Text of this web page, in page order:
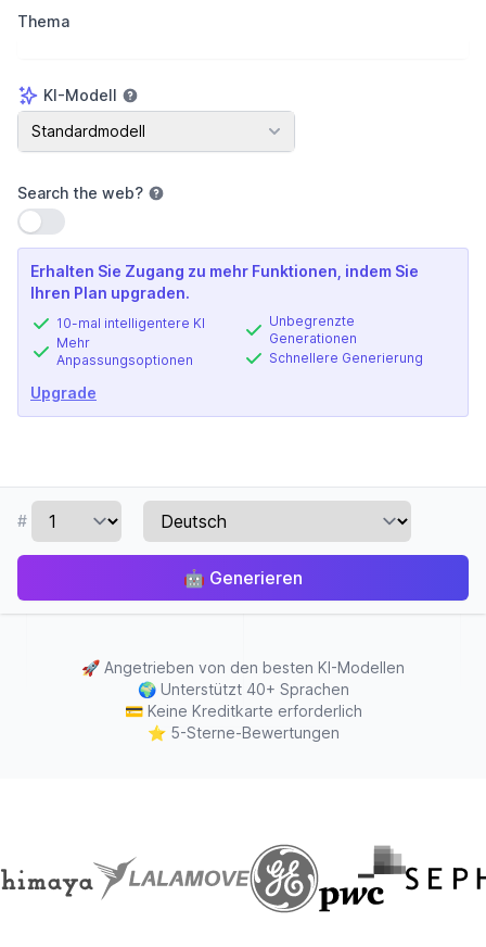
Thema
KI-Modell
KI-Modell
Standardmodell
Search the web?
Einstellung verwenden
Erhalten Sie Zugang zu mehr Funktionen, indem Sie
Ihren Plan upgraden.
10-mal intelligentere KI
Mehr
Anpassungsoptionen
Unbegrenzte
Generationen
Schnellere Generierung
Upgrade
#
🤖 Generieren
🚀 Angetrieben von den besten KI-Modellen
🌍 Unterstützt 40+ Sprachen
💳 Keine Kreditkarte erforderlich
⭐ 5-Sterne-Bewertungen